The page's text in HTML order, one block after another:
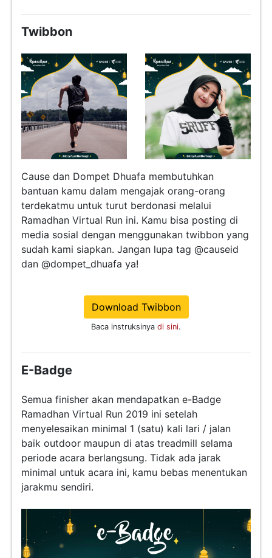
Twibbon
Cause dan Dompet Dhuafa membutuhkan
bantuan kamu dalam mengajak orang-orang
terdekatmu untuk turut berdonasi melalui
Ramadhan Virtual Run ini. Kamu bisa posting di
media sosial dengan menggunakan twibbon yang
sudah kami siapkan. Jangan lupa tag @causeid
dan @dompet_dhuafa ya!
Download Twibbon
Baca instruksinya di sini.
E-Badge
Semua finisher akan mendapatkan e-Badge
Ramadhan Virtual Run 2019 ini setelah
menyelesaikan minimal 1 (satu) kali lari / jalan
baik outdoor maupun di atas treadmill selama
periode acara berlangsung. Tidak ada jarak
minimal untuk acara ini, kamu bebas menentukan
jarakmu sendiri.